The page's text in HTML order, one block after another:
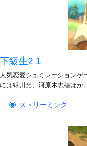
下級生2 1
人気恋愛シュミレーション
には緑川光、河原木志穂ほか。
ストリーミング